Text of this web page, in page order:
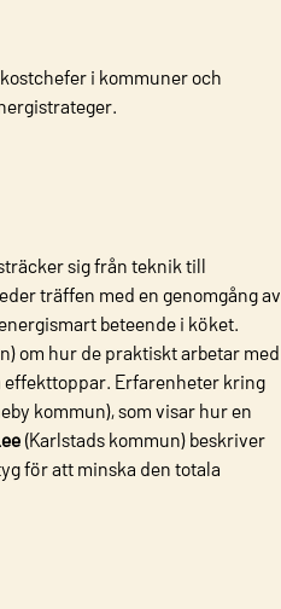
i kommuner och
sig från teknik till
träffen med en genomgång av
beteende i köket.
om hur de praktiskt arbetar med
Erfarenheter kring
kommun), som visar hur en
(Karlstads kommun) beskriver
för att minska den totala